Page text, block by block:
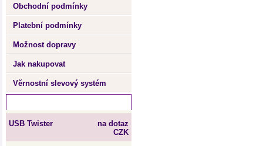
Obchodní podmínky
Platební podmínky
Možnost dopravy
Jak nakupovat
Věrnostní slevový systém
USB Twister
na dotaz
CZK